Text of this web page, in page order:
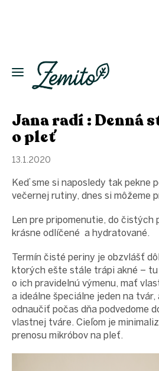
Ekodomácnosť
Ekologická
Kozmetika
Novinky
fľaše
Starostlivosť
proEXPORT_sk
Eko
domácnosť
Čo má
teraz
zelenú
Jana radí : Denná
o pleť
13.1.2020
Keď sme si naposledy tak pekne
večernej rutiny, dnes si môžeme
Len pre pripomenutie, do čistých
krásne odlíčené a hydratované.
Termín čisté periny je obzvlášť
ktorých ešte stále trápi akné –
o ich pravidelnú výmenu, mať
a ideálne špeciálne jeden na tvár,
odnaučiť počas dňa podvedome
vlastnej tváre. Cieľom je
prenosu mikróbov na pleť.